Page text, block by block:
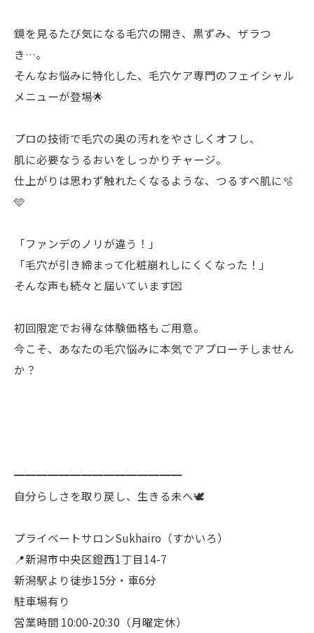
鏡を見るたび気になる毛穴の開き、黒ずみ、ザラつ
き…。
そんなお悩みに特化した、毛穴ケア専門のフェイシャル
メニューが登場🌟
プロの技術で毛穴の奥の汚れをやさしくオフし、
肌に必要なうるおいをしっかりチャージ。
仕上がりは思わず触れたくなるような、つるすべ肌に🫧
🩵
「ファンデのノリが違う！」
「毛穴が引き締まって化粧崩れしにくくなった！」
そんな声も続々と届いています💌
初回限定でお得な体験価格もご用意。
今こそ、あなたの毛穴悩みに本気でアプローチしません
か？
━━━━━━━━━━━━━━━
自分らしさを取り戻し、生きる未へ🕊️
プライベートサロンSukhairo（すかいろ）
📍新潟市中央区鐙西1丁目14-7
新潟駅より徒歩15分・車6分
駐車場有り
営業時間 10:00-20:30（月曜定休）